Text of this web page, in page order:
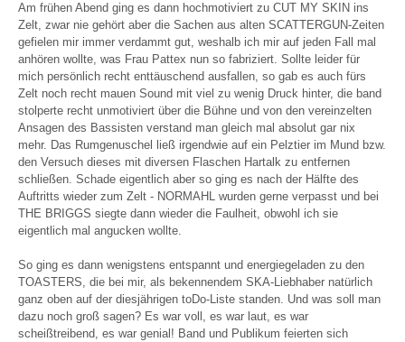
Am frühen Abend ging es dann hochmotiviert zu CUT MY SKIN ins
Zelt, zwar nie gehört aber die Sachen aus alten SCATTERGUN-Zeiten
gefielen mir immer verdammt gut, weshalb ich mir auf jeden Fall mal
anhören wollte, was Frau Pattex nun so fabriziert. Sollte leider für
mich persönlich recht enttäuschend ausfallen, so gab es auch fürs
Zelt noch recht mauen Sound mit viel zu wenig Druck hinter, die band
stolperte recht unmotiviert über die Bühne und von den vereinzelten
Ansagen des Bassisten verstand man gleich mal absolut gar nix
mehr. Das Rumgenuschel ließ irgendwie auf ein Pelztier im Mund bzw.
den Versuch dieses mit diversen Flaschen Hartalk zu entfernen
schließen. Schade eigentlich aber so ging es nach der Hälfte des
Auftritts wieder zum Zelt - NORMAHL wurden gerne verpasst und bei
THE BRIGGS siegte dann wieder die Faulheit, obwohl ich sie
eigentlich mal angucken wollte.
So ging es dann wenigstens entspannt und energiegeladen zu den
TOASTERS, die bei mir, als bekennendem SKA-Liebhaber natürlich
ganz oben auf der diesjährigen toDo-Liste standen. Und was soll man
dazu noch groß sagen? Es war voll, es war laut, es war
scheißtreibend, es war genial! Band und Publikum feierten sich